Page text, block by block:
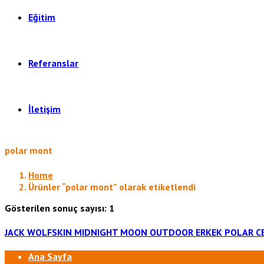
Eğitim
Referanslar
İletişim
polar mont
Home
Ürünler “polar mont” olarak etiketlendi
Gösterilen sonuç sayısı: 1
JACK WOLFSKIN MIDNIGHT MOON OUTDOOR ERKEK POLAR
Ana Sayfa